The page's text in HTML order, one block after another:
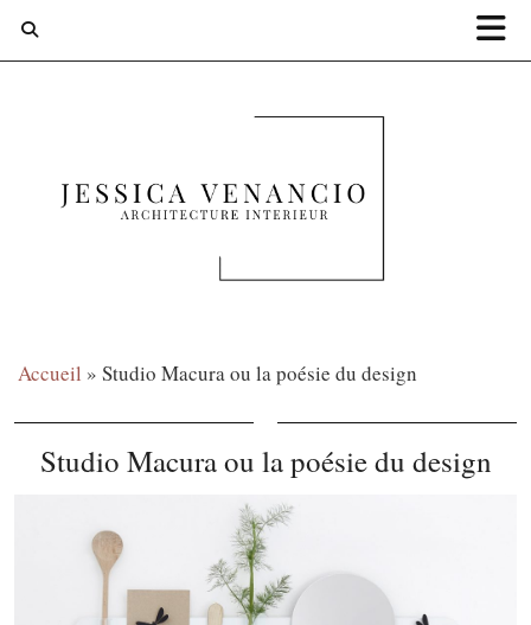
Accueil » Studio Macura ou la poésie du design
Studio Macura ou la poésie du design